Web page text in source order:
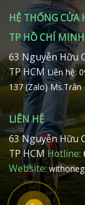
HỆ THỐNG CỬA
TP HỒ CHÍ MINH
63 Nguyễn Hữu
TP HCMLiên hệ:
137 (Zalo) Ms.Trân
LIÊN HỆ
63 Nguyễn Hữu
TP HCMHotline:
Website: